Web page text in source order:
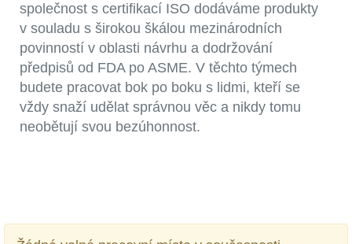
společnost s certifikací ISO dodáváme produkty
v souladu s širokou škálou mezinárodních
povinností v oblasti návrhu a dodržování
předpisů od FDA po ASME. V těchto týmech
budete pracovat bok po boku s lidmi, kteří se
vždy snaží udělat správnou věc a nikdy tomu
neobětují svou bezúhonnost.